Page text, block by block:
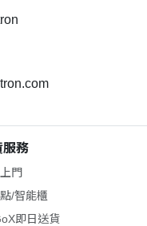
服務
門
/智能櫃
即日送貨